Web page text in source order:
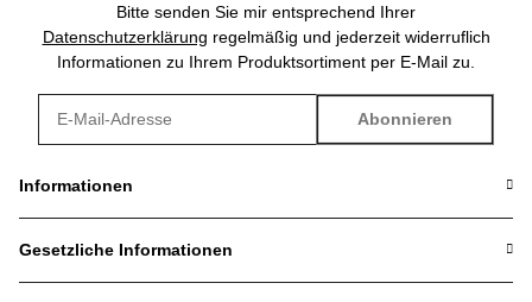
Bitte senden Sie mir entsprechend Ihrer
Datenschutzerklärung regelmäßig und jederzeit widerruflich
Informationen zu Ihrem Produktsortiment per E-Mail zu.
Abonnieren
Informationen
Gesetzliche Informationen